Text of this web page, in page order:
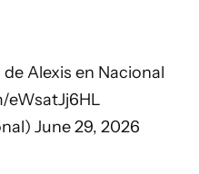
Alexis en Nacional
eWsatJj6HL
June 29, 2026